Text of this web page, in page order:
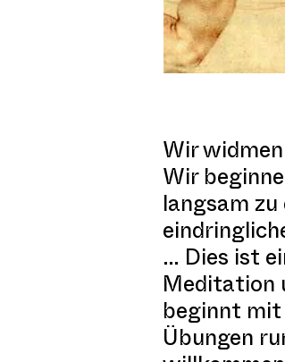
Wir
Wir
langsam
… Dies ist
Meditation
beginnt mit
Übungen